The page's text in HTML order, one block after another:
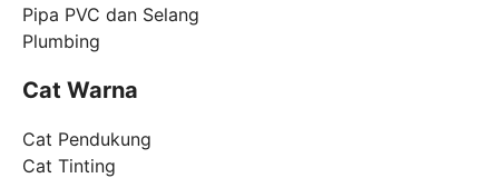
Pipa PVC dan Selang
Plumbing
Cat Warna
Cat Pendukung
Cat Tinting